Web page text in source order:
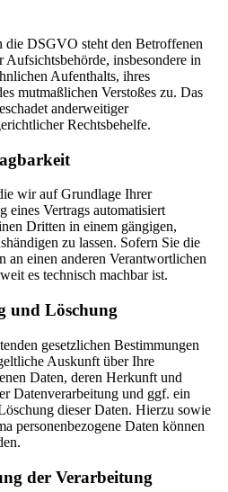
die DSGVO steht den Betroffenen
insbesondere in
Aufenthalts, ihres
mutmaßlichen Verstoßes zu. Das
anderweitiger
Rechtsbehelfe.
wir auf Grundlage Ihrer
Vertrags automatisiert
Dritten in einem gängigen,
zu lassen. Sofern Sie die
an einen anderen Verantwortlichen
es technisch machbar ist.
und Löschung
gesetzlichen Bestimmungen
Auskunft über Ihre
Daten, deren Herkunft und
Datenverarbeitung und ggf. ein
dieser Daten. Hierzu sowie
personenbezogene Daten können
der Verarbeitung